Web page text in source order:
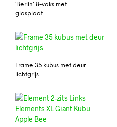
‘Berlin’ 8-vaks met
glasplaat
Frame 35 kubus met deur
lichtgrijs